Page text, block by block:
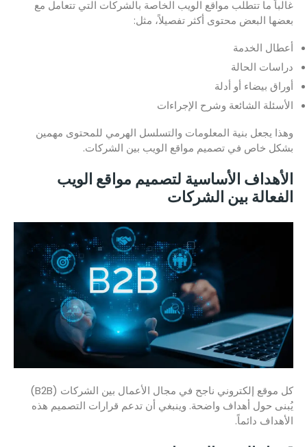
غالباً ما تتطلب مواقع الويب الخاصة بالشركات التي تتعامل مع
بعضها البعض محتوى أكثر تفصيلاً، مثل:
أعطال الخدمة
دراسات الحالة
أوراق بيضاء أو أدلة
الأسئلة الشائعة وشرح الإجراءات
وهذا يجعل بنية المعلومات والتسلسل الهرمي للمحتوى مهمين
بشكل خاص في تصميم مواقع الويب بين الشركات.
الأهداف الأساسية لتصميم مواقع الويب
الفعالة بين الشركات
كل موقع إلكتروني ناجح في مجال الأعمال بين الشركات (B2B)
يُبنى حول أهداف واضحة. وينبغي أن تدعم قرارات التصميم هذه
الأهداف دائماً.